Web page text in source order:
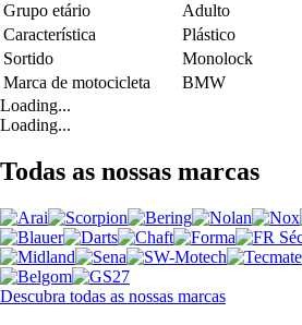
Grupo etário
Adulto
Característica
Plástico
Sortido
Monolock
Marca de motocicleta
BMW
Loading...
Loading...
Todas as nossas marcas
Descubra todas as nossas marcas